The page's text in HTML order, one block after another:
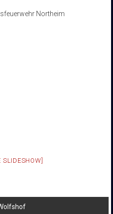
Northeim
SLIDESHOW]